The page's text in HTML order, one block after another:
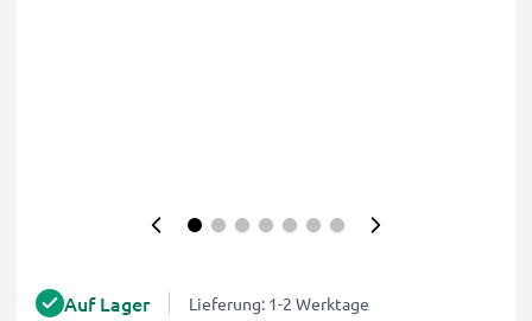
Auf Lager Lieferung: 1-2 Werktage